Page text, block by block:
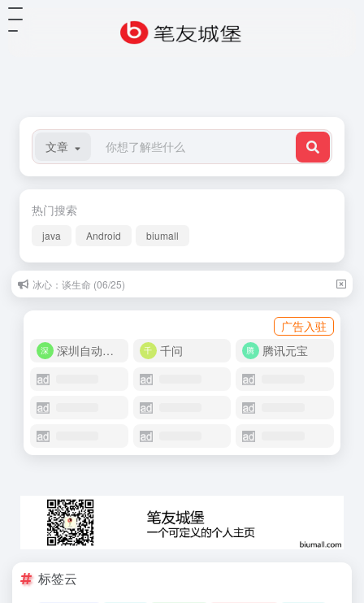
文章
热门搜索
java Android biumall
冰心：谈生命 (06/25)
广告入驻
深圳自动化商城
千问 腾讯元宝
标签云